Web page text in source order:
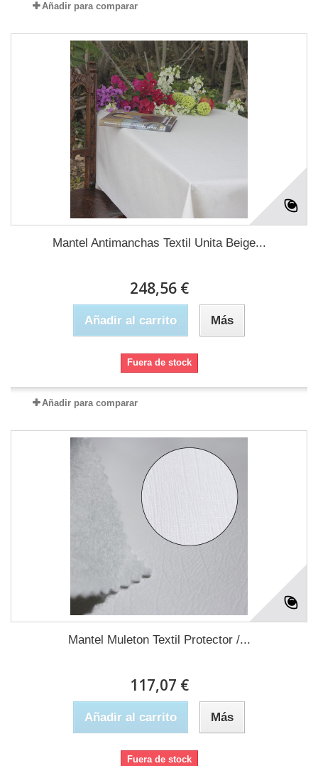
Añadir para comparar
Mantel Antimanchas Textil Unita Beige...
248,56 €
Añadir al carrito Más
Fuera de stock
Añadir para comparar
Mantel Muleton Textil Protector /...
117,07 €
Añadir al carrito Más
Fuera de stock